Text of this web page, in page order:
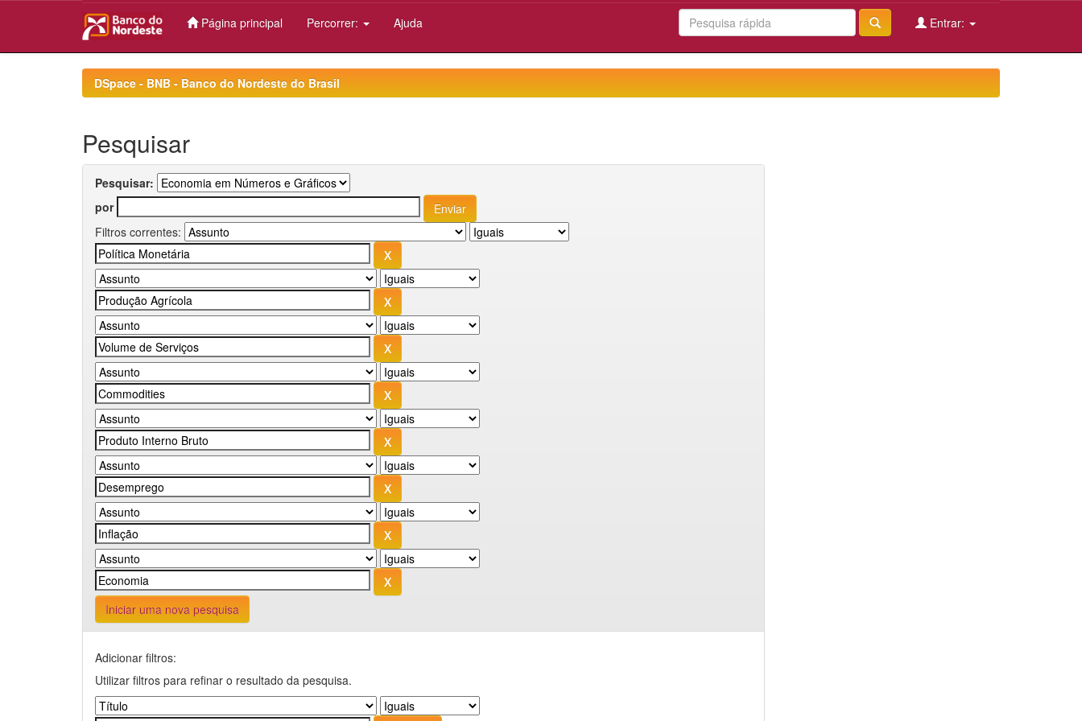
Página principal Percorrer: Ajuda Entrar:
DSpace - BNB - Banco do Nordeste do Brasil
Pesquisar
Pesquisar:
por
Filtros correntes:
Iniciar uma nova pesquisa
Adicionar filtros:
Utilizar filtros para refinar o resultado da pesquisa.